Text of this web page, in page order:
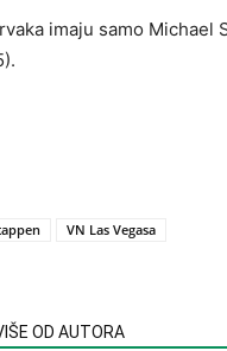
imaju samo Michael
VN Las Vegasa
OD AUTORA